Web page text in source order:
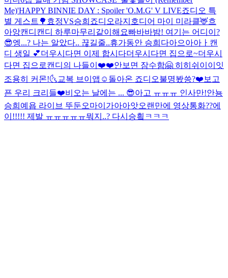
Me)'HAPPY BINNIE DAY : Spoiler 'O.M.G' V LIVE죠디오 특
별 게스트🌳 효정VS승희 죠디오라지호디어 마이 미라클🦌흐
아앙캔디캔디 하루마무리같이해요빠바바밤! 여기는 어디이?
😎엥...? 나는 알았다.. 끊길줄..휴가동안 승희다아으아아ㅏ 캔
디 생일 💕더우시다면 이제 합시다더우시다면 집으로~더우시
다면 집으로캔디의 나들이❤️❤️안보면 잠수함🤗 히히 쉬이이잇
조용히 커몬!🌜교복 브이앱☺️ 돌아온 죠디오불명봤씅?❤️보고
픈 우리 크리들❤️비오는 날에는 ... 😎아고 ㅠㅠㅠ 인사만!안뇽
승희예욥 라이브 뚜둔오마이가아아앗오랜만에 영상통화??에
이!!!!! 제발 ㅠㅠㅠㅠㅠ뭐지..? 다시승힄ㅋㅋㅋ